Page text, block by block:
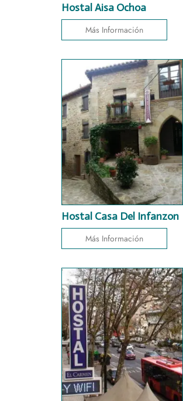
Hostal Aisa Ochoa
Más Información
Hostal Casa Del Infanzon
Más Información